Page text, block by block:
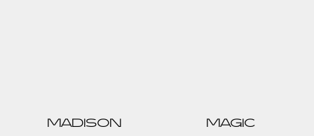
MADISON MAGIC